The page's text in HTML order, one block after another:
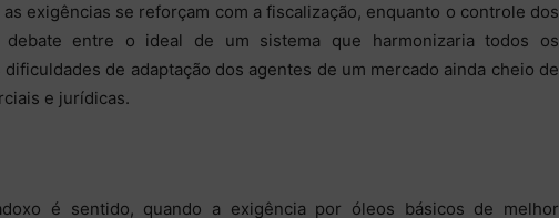
exigências se reforçam com a fiscalização, enquanto o controle dos
entre o ideal de um sistema que harmonizaria todos os
de adaptação dos agentes de um mercado ainda cheio de
e jurídicas.
é sentido, quando a exigência por óleos básicos de melhor